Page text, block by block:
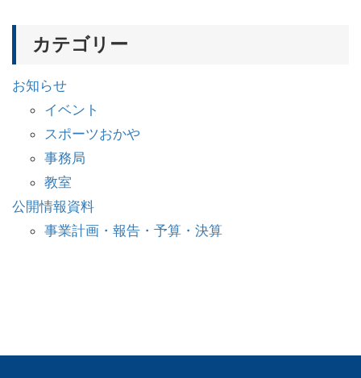
カテゴリー
お知らせ
イベント
スポーツおかや
事務局
教室
公開情報資料
事業計画・報告・予算・決算